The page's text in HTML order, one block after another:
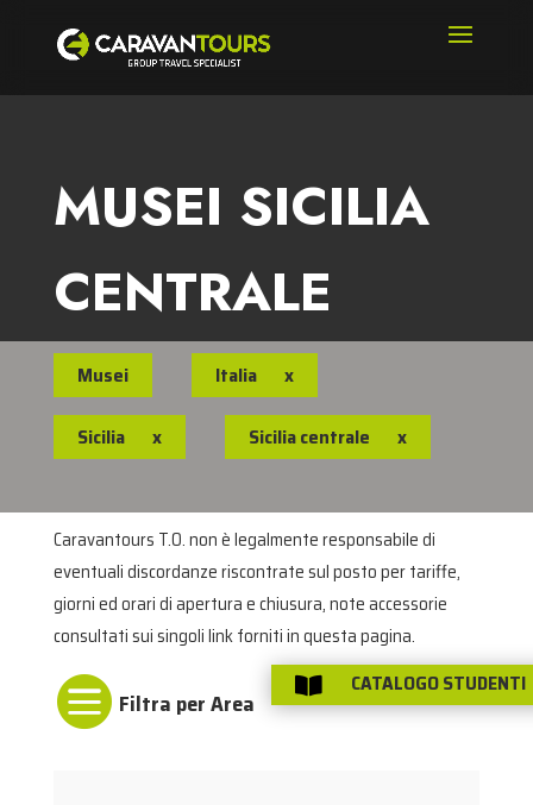
MUSEI SICILIA
CENTRALE
Musei Italia x
Sicilia x Sicilia centrale x
Caravantours T.O. non è legalmente responsabile di
eventuali discordanze riscontrate sul posto per tariffe,
giorni ed orari di apertura e chiusura, note accessorie
consultati sui singoli link forniti in questa pagina.
  CATALOGO STUDENTI